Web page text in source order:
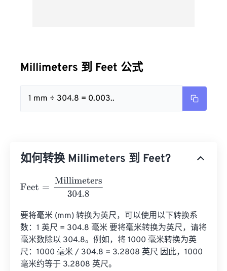
Millimeters 到 Feet 公式
1 mm ÷ 304.8 = 0.003..
如何转换 Millimeters 到 Feet?
Feet = Millimeters304.8
要将毫米 (mm) 转换为英尺，可以使用以下转换系
数：1 英尺 = 304.8 毫米 要将毫米转换为英尺，请将
毫米数除以 304.8。例如，将 1000 毫米转换为英
尺：1000 毫米 / 304.8 = 3.2808 英尺 因此，1000
毫米约等于 3.2808 英尺。